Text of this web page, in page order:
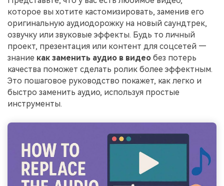
Темы видео
Самые популярные темы
видео на YouTube 2025
Маркетинговый
календарь
Спланируйте маркетинговую
кампанию для своих целей
Центр авторов
Вдохновляйтесь нашими
Специальные
Создавайте видеоэффекты
самостоятельно, как
настоящий профессионал
Сообщество
Истории клиентов
Клиенты делятся своими
историями с Filmora
Партнёрская
программа
Партнёрство на уровне
корпоративного сектора
Приступая к работе
поиск
которое вы хотите кастомизировать, заменив его
оригинальную аудиодорожку на новый саундтрек,
озвучку или звуковые эффекты. Будь то личный
проект, презентация или контент для соцсетей —
знание как заменить аудио в видео без потерь
качества поможет сделать ролик более эффектным.
Это пошаговое руководство покажет, как легко и
быстро заменить аудио, используя простые
инструменты.